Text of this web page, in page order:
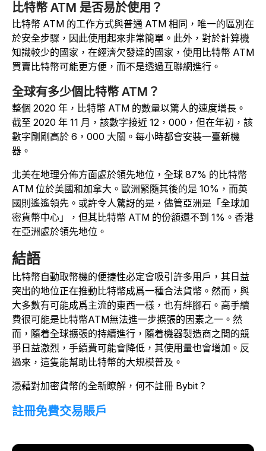
比特幣 ATM 是否易於使用？
比特幣 ATM 的工作方式與普通 ATM 相同，唯一的區別在
於安全步驟，因此使用起來非常簡單。此外，對於計算機
知識較少的國家，在經濟欠發達的國家，使用比特幣 ATM
買賣比特幣可能更方便，而不是透過互聯網進行。
全球有多少個比特幣 ATM？
整個 2020 年，比特幣 ATM 的數量以驚人的速度增長。
截至 2020 年 11 月，該數字接近 12，000，但在年初，該
數字剛剛高於 6，000 大關。每小時都會安裝一臺新機
器。
北美在地理分佈方面處於領先地位，全球 87% 的比特幣
ATM 位於美國和加拿大。歐洲緊隨其後的是 10%，而英
國則遙遙領先。或許令人驚訝的是，儘管亞洲是「全球加
密貨幣中心」，但其比特幣 ATM 的份額還不到 1%。香港
在亞洲處於領先地位。
結語
比特幣自動取幣機的便捷性必定會吸引許多用戶，其日益
突出的地位正在推動比特幣成爲一種合法貨幣。然而，與
大多數有可能成爲主流的東西一樣，也有絆腳石。高手續
費很可能是比特幣ATM無法進一步擴張的因素之一。然
而，隨着全球擴張的持續進行，隨着機器製造商之間的競
爭日益激烈，手續費可能會降低，其使用量也會增加。反
過來，這隻能幫助比特幣的大規模普及。
憑藉對加密貨幣的全新瞭解，何不註冊 Bybit？
註冊免費交易賬戶